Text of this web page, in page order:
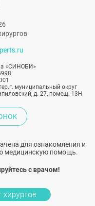
«СИНОБИ»
муниципальный округ
д. 27, помещ. 13Н
для ознакомления и
медицинскую помощь.
с врачом!
хирургов